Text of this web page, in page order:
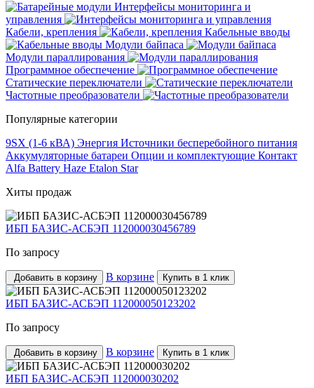
Интерфейсы мониторинга и
управления
Кабели, крепления
Кабельные вводы
Модули байпаса
Модули параллирования
Программное обеспечение
Статические переключатели
Частотные преобразователи
Популярные категории
9SX (1-6 кВА) Энергия Источники бесперебойного питания
Аккумуляторные батареи Опции и комплектующие Контакт
Alfa Battery Haze Etalon Star
Хиты продаж
ИБП БАЗИС-АСБЭП 112000030456789
По запросу
Добавить в корзину В корзине Купить в 1 клик
ИБП БАЗИС-АСБЭП 112000050123202
По запросу
Добавить в корзину В корзине Купить в 1 клик
ИБП БАЗИС-АСБЭП 112000030202